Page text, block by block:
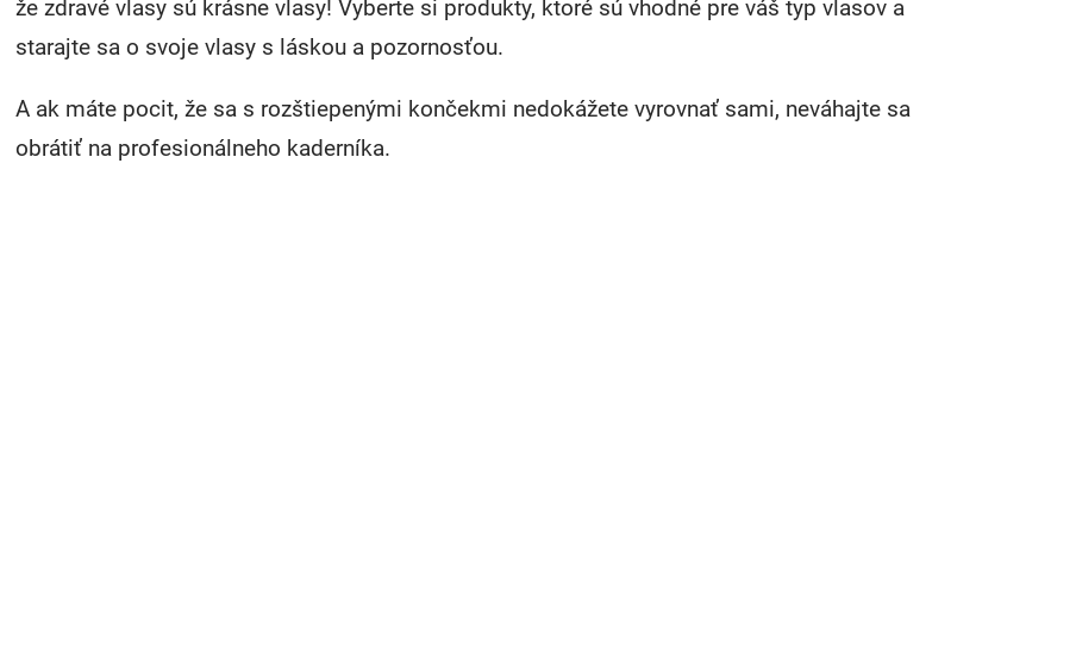
že zdravé vlasy sú krásne vlasy! Vyberte si produkty, ktoré sú vhodné pre váš typ vlasov a
starajte sa o svoje vlasy s láskou a pozornosťou.
A ak máte pocit, že sa s rozštiepenými končekmi nedokážete vyrovnať sami, neváhajte sa
obrátiť na profesionálneho kaderníka.